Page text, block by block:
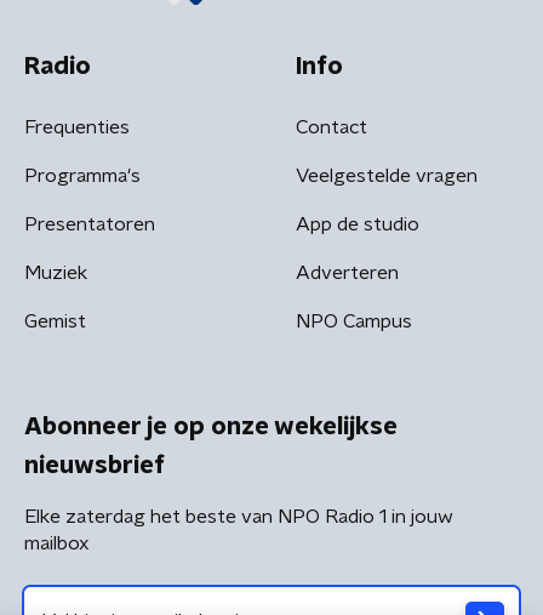
Radio
Frequenties
Programma's
Presentatoren
Muziek
Gemist
Info
Contact
Veelgestelde vragen
App de studio
Adverteren
NPO Campus
Abonneer je op onze wekelijkse
nieuwsbrief
Elke zaterdag het beste van NPO Radio 1 in jouw
mailbox